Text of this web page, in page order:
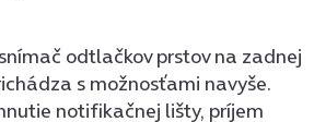
odtlačkov prstov na zadnej
s možnosťami navyše.
notifikačnej lišty, príjem